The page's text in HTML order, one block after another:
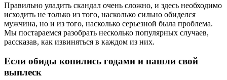
Правильно уладить скандал очень сложно, и здесь необходимо
исходить не только из того, насколько сильно обиделся
мужчина, но и из того, насколько серьезной была проблема.
Мы постараемся разобрать несколько популярных случаев,
рассказав, как извиняться в каждом из них.
Если обиды копились годами и нашли свой
выплеск